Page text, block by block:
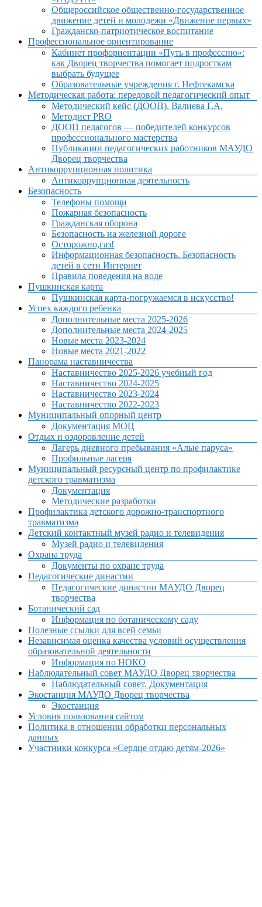
Общероссийское общественно-государственное
движение детей и молодежи «Движение первых»
Гражданско-патриотическое воспитание
Профессиональное ориентирование
Кабинет профориентации «Путь в профессию»:
как Дворец творчества помогает подросткам
выбрать будущее
Образовательные учреждения г. Нефтекамска
Методическая работа: передовой педагогический опыт
Методический кейс (ДООП). Валиева Г.А.
Методист PRO
ДООП педагогов — победителей конкурсов
профессионального мастерства
Публикации педагогических работников МАУДО
Дворец творчества
Антикоррупционная политика
Антикоррупционная деятельность
Безопасность
Телефоны помощи
Пожарная безопасность
Гражданская оборона
Безопасность на железной дороге
Осторожно,газ!
Информационная безопасность. Безопасность
детей в сети Интернет
Правила поведения на воде
Пушкинская карта
Пушкинская карта-погружаемся в искусство!
Успех каждого ребенка
Дополнительные места 2025-2026
Дополнительные места 2024-2025
Новые места 2023-2024
Новые места 2021-2022
Панорама наставничества
Наставничество 2025-2026 учебный год
Наставничество 2024-2025
Наставничество 2023-2024
Наставничество 2022-2023
Муниципальный опорный центр
Документация МОЦ
Отдых и оздоровление детей
Лагерь дневного пребывания «Алые паруса»
Профильные лагеря
Муниципальный ресурсный центр по профилактике
детского травматизма
Документация
Методические разработки
Профилактика детского дорожно-транспортного
травматизма
Детский контактный музей радио и телевидения
Музей радио и телевидения
Охрана труда
Документы по охране труда
Педагогические династии
Педагогические династии МАУДО Дворец
творчества
Ботанический сад
Информация по ботаническому саду
Полезные ссылки для всей семьи
Независимая оценка качества условий осуществления
образовательной деятельности
Информация по НОКО
Наблюдательный совет МАУДО Дворец творчества
Наблюдательный совет. Документация
Экостанция МАУДО Дворец творчества
Экостанция
Условия пользования сайтом
Политика в отношении обработки персональных
данных
Участники конкурса «Сердце отдаю детям-2026»